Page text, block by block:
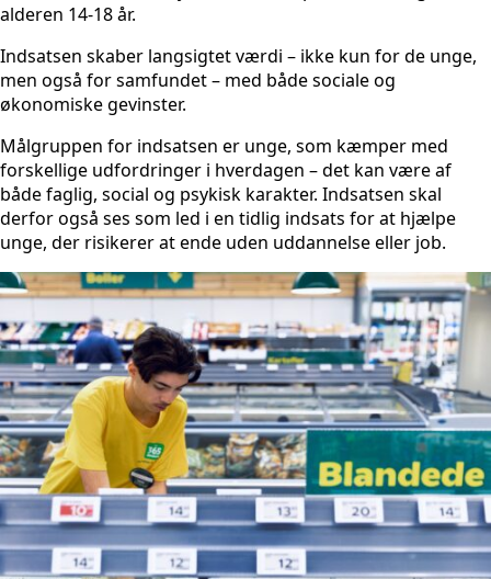
alderen 14-18 år.
Indsatsen skaber langsigtet værdi – ikke kun for de unge,
men også for samfundet – med både sociale og
økonomiske gevinster.
Målgruppen for indsatsen er unge, som kæmper med
forskellige udfordringer i hverdagen – det kan være af
både faglig, social og psykisk karakter. Indsatsen skal
derfor også ses som led i en tidlig indsats for at hjælpe
unge, der risikerer at ende uden uddannelse eller job.